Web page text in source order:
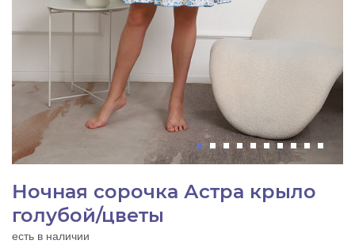
Ночная сорочка Астра крыло
голубой/цветы
есть в наличии